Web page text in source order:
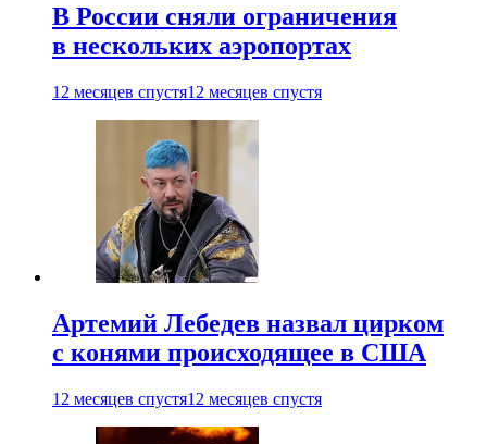
В России сняли ограничения
в нескольких аэропортах
12 месяцев спустя12 месяцев спустя
Артемий Лебедев назвал цирком
с конями происходящее в США
12 месяцев спустя12 месяцев спустя